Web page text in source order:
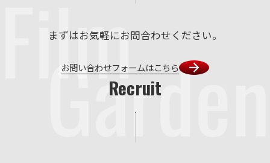
Film
Garden
まずはお気軽にお問合わせください。
お問い合わせフォームはこちら
Recruit